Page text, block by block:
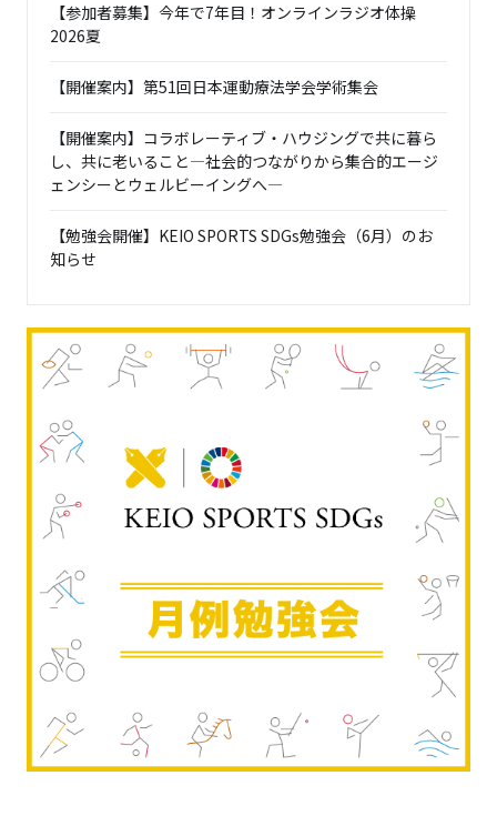
【参加者募集】今年で7年目！オンラインラジオ体操
2026夏
【開催案内】第51回日本運動療法学会学術集会
【開催案内】コラボレーティブ・ハウジングで共に暮ら
し、共に老いること―社会的つながりから集合的エージ
ェンシーとウェルビーイングへ―
【勉強会開催】KEIO SPORTS SDGs勉強会（6月）のお
知らせ